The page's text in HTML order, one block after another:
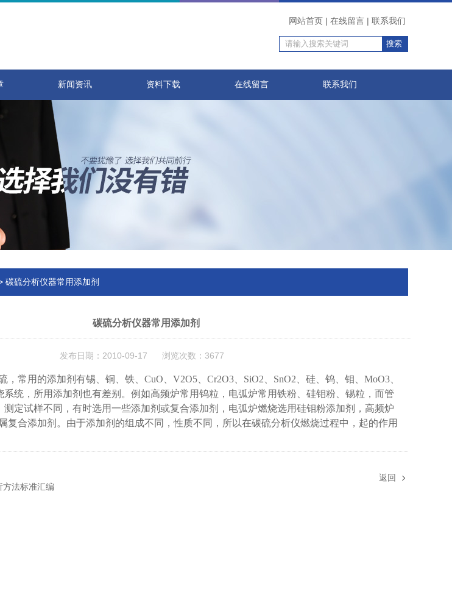
网站首页 | 在线留言 | 联系我们
新闻资讯 资料下载 在线留言 联系我们
碳硫分析仪器常用添加剂
碳硫分析仪器常用添加剂
发布日期：2010-09-17 浏览次数：3677
，常用的添加剂有锡、铜、铁、 CuO V2O5 Cr2O3 SiO2 SnO2 、硅、钨、钼、 MoO3
系统，所用添加剂也有差别。例如高频炉常用钨粒，电弧炉常用铁粉、硅钼粉、锡粒，而管
测定试样不同，有时选用一些添加剂或复合添加剂，电弧炉燃烧选用硅钼粉添加剂，高频炉
复合添加剂。由于添加剂的组成不同，性质不同，所以在碳硫分析仪燃烧过程中，起的作用
方法标准汇编
返回